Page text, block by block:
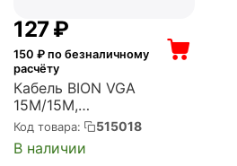
‍127‍₽
150 ₽ по безналичному
расчёту
Кабель BION VGA
15M/15M,
экранированный,
ферритовые кольца,
черный, 1.8 м (BXP-
Код товара: 515018
В наличии